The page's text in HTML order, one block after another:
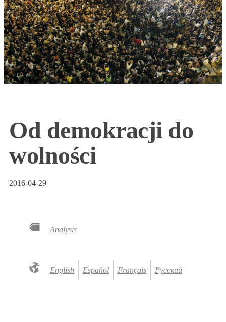
Od demokracji do
wolności
2016-04-29
Analysis
English Español Français Русский